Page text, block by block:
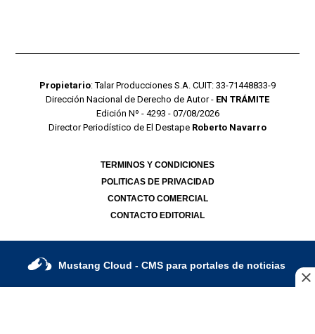
Propietario: Talar Producciones S.A. CUIT: 33-71448833-9
Dirección Nacional de Derecho de Autor - EN TRÁMITE
Edición Nº - 4293 - 07/08/2026
Director Periodístico de El Destape Roberto Navarro
TERMINOS Y CONDICIONES
POLITICAS DE PRIVACIDAD
CONTACTO COMERCIAL
CONTACTO EDITORIAL
Mustang Cloud - CMS para portales de noticias